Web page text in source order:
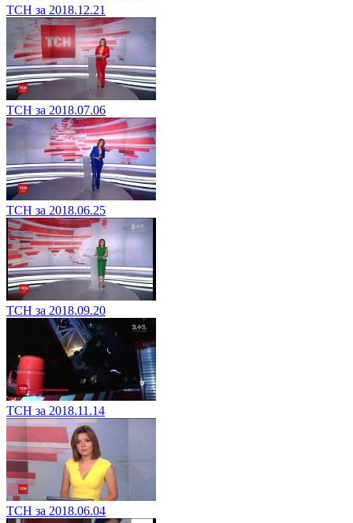
ТСН за 2018.12.21
ТСН за 2018.07.06
ТСН за 2018.06.25
ТСН за 2018.09.20
ТСН за 2018.11.14
ТСН за 2018.06.04